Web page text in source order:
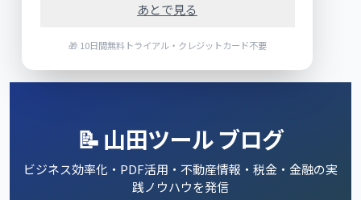
📝 山田ツール ブログ
ビジネス効率化・PDF活用・不動産情報・税金・金融の実
践ノウハウを発信
あとで見る
🎁 10日間無料トライアル・クレジットカード不要